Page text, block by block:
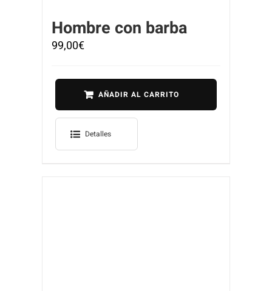
Hombre con barba
99,00€
AÑADIR AL CARRITO
Detalles